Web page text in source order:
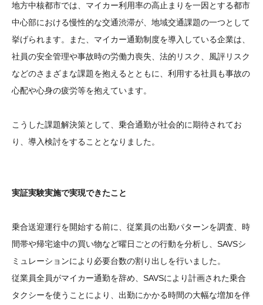
地方中核都市では、マイカー利用率の高止まりを一因とする都市
中心部における慢性的な交通渋滞が、地域交通課題の一つとして
挙げられます。また、マイカー通勤制度を導入している企業は、
社員の安全管理や事故時の労働力喪失、法的リスク、風評リスク
などのさまざまな課題を抱えるとともに、利用する社員も事故の
心配や心身の疲労等を抱えています。
こうした課題解決策として、乗合通勤が社会的に期待されてお
り、導入検討をすることとなりました。
実証実験実施で実現できたこと
乗合送迎運行を開始する前に、従業員の出勤パターンを調査、時
間帯や帰宅途中の買い物など曜日ごとの行動を分析し、SAVSシ
ミュレーションにより必要台数の割り出しを行いました。
従業員全員がマイカー通勤を辞め、SAVSにより計画された乗合
タクシーを使うことにより、出勤にかかる時間の大幅な増加を伴